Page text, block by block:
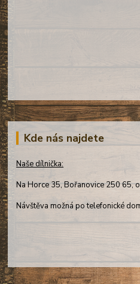
Kde nás najdete
Naše dílnička:
Na Horce 35, Bořanovice 250 65,
Návštěva možná po telefonické